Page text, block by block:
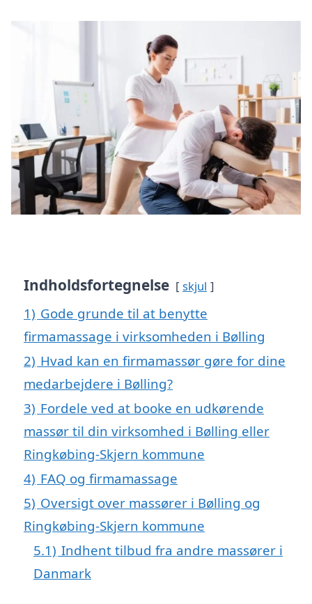
Indholdsfortegnelse skjul
1) Gode grunde til at benytte
firmamassage i virksomheden i Bølling
2) Hvad kan en firmamassør gøre for dine
medarbejdere i Bølling?
3) Fordele ved at booke en udkørende
massør til din virksomhed i Bølling eller
Ringkøbing-Skjern kommune
4) FAQ og firmamassage
5) Oversigt over massører i Bølling og
Ringkøbing-Skjern kommune
5.1) Indhent tilbud fra andre massører i
Danmark